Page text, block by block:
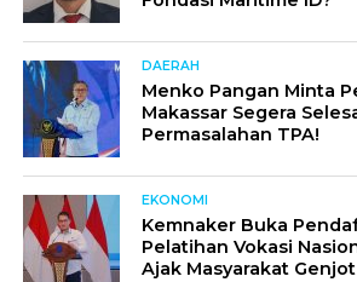
DAERAH
Menko Pangan Minta
Makassar Segera
Permasalahan TPA!
EKONOMI
Kemnaker Buka
Pelatihan Vokasi
Ajak Masyarakat